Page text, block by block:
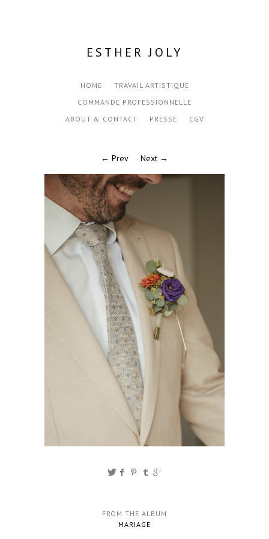
ESTHER JOLY
HOME
TRAVAIL ARTISTIQUE
COMMANDE PROFESSIONNELLE
ABOUT & CONTACT
PRESSE CGV
← Prev Next →
FROM THE ALBUM
MARIAGE